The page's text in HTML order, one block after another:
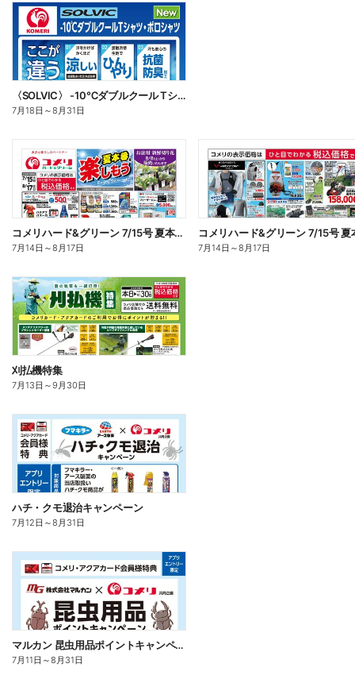
〈SOLVIC〉 -10℃ダブルクール Tシャツ・ポロシャツ
7月18日 ～8月31日
コメリハード&グリーン 7/15号 夏本番を楽しもう オモテ
7月14日 ～8月17日 7月14日 ～8月17日
刈払機特集
7月13日 ～9月30日
ハチ・クモ退治キャンペーン
7月12日 ～8月31日
マルカン 昆虫用品ポイントキャンペーン
7月11日 ～8月31日